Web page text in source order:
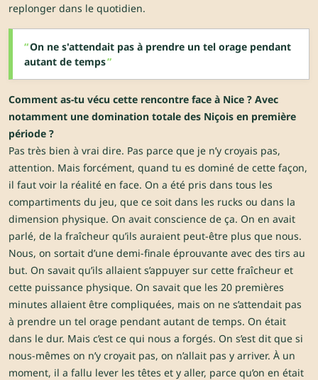
replonger dans le quotidien.
On ne s'attendait pas à prendre un tel orage pendant
autant de temps
Comment as-tu vécu cette rencontre face à Nice ? Avec
notamment une domination totale des Niçois en première
période ?
Pas très bien à vrai dire. Pas parce que je n’y croyais pas,
attention. Mais forcément, quand tu es dominé de cette façon,
il faut voir la réalité en face. On a été pris dans tous les
compartiments du jeu, que ce soit dans les rucks ou dans la
dimension physique. On avait conscience de ça. On en avait
parlé, de la fraîcheur qu’ils auraient peut-être plus que nous.
Nous, on sortait d’une demi-finale éprouvante avec des tirs au
but. On savait qu’ils allaient s’appuyer sur cette fraîcheur et
cette puissance physique. On savait que les 20 premières
minutes allaient être compliquées, mais on ne s’attendait pas
à prendre un tel orage pendant autant de temps. On était
dans le dur. Mais c’est ce qui nous a forgés. On s’est dit que si
nous-mêmes on n’y croyait pas, on n’allait pas y arriver. À un
moment, il a fallu lever les têtes et y aller, parce qu’on en était